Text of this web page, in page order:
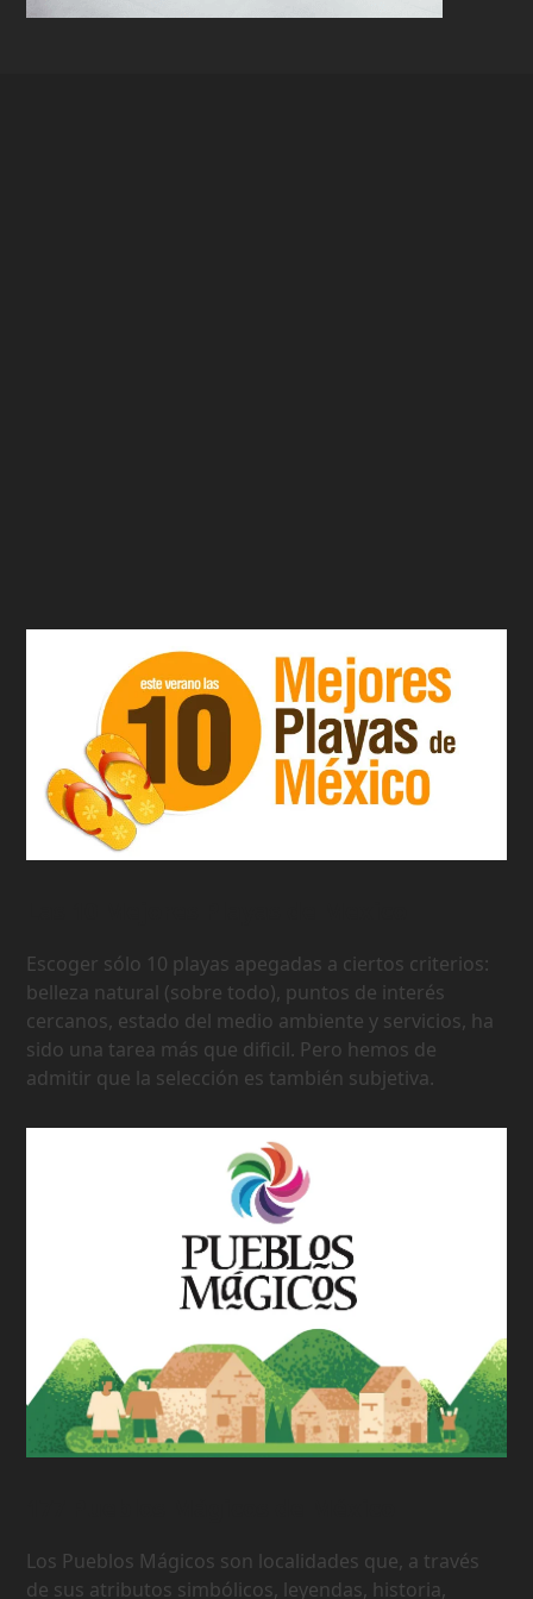
Escoger sólo 10 playas apegadas a ciertos criterios:
belleza natural (sobre todo), puntos de interés
cercanos, estado del medio ambiente y servicios, ha
sido una tarea más que dificil. Pero hemos de
admitir que la selección es también subjetiva.
Los Pueblos Mágicos son localidades que, a través
de sus atributos simbólicos, leyendas, historia,